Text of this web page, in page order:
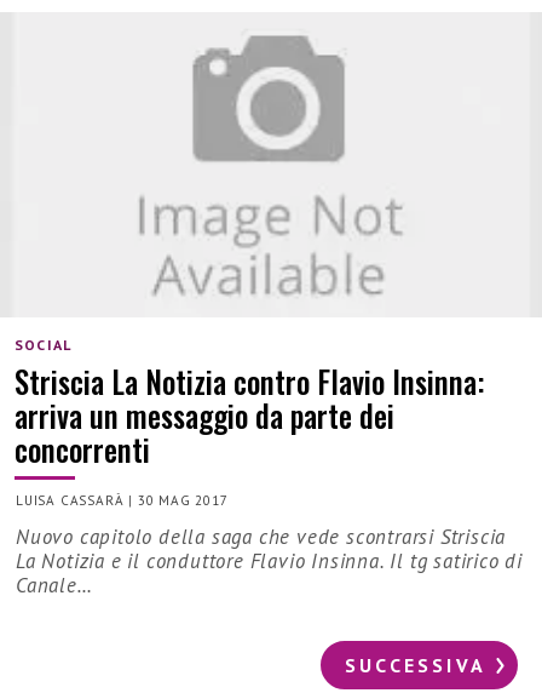
SOCIAL
Striscia La Notizia contro Flavio Insinna:
arriva un messaggio da parte dei
concorrenti
LUISA CASSARÀ | 30 MAG 2017
Nuovo capitolo della saga che vede scontrarsi Striscia
La Notizia e il conduttore Flavio Insinna. Il tg satirico di
Canale…
SUCCESSIVA